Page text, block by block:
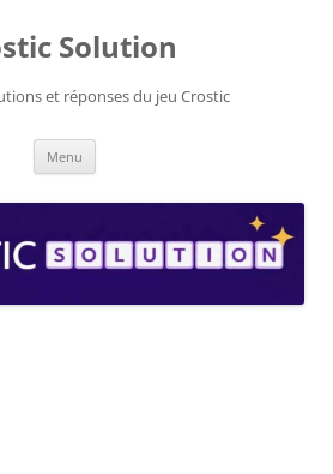
Solution
et réponses du jeu Crostic
Menu